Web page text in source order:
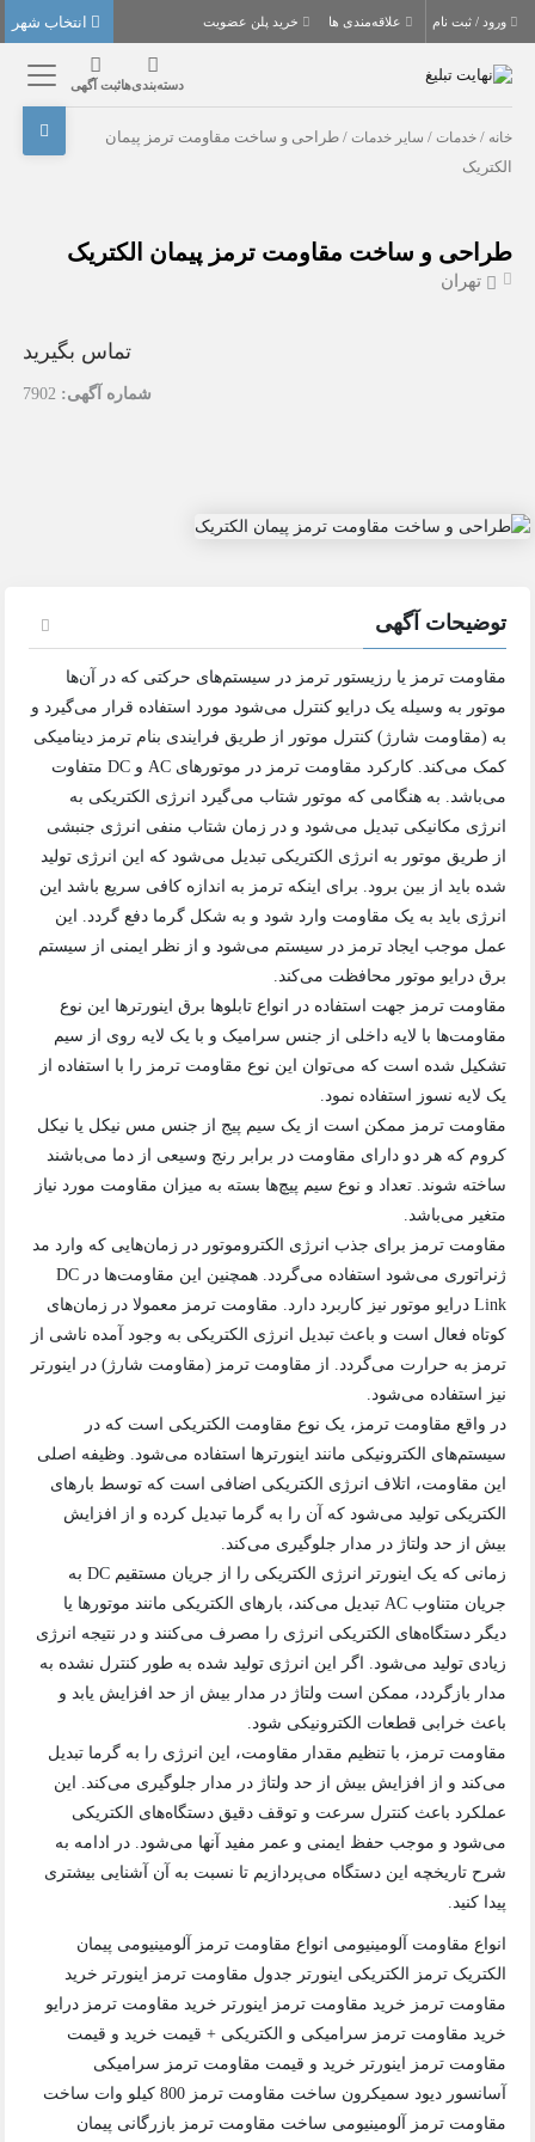
ورود / ثبت نام علاقه‌مندی ها خرید پلن عضویت
دسته‌بندی‌هاثبت آگهی
خانه /خدمات / سایر خدمات / طراحی و ساخت مقاومت ترمز پیمان
الکتریک
طراحی و ساخت مقاومت ترمز پیمان الکتریک
تهران
تماس بگیرید
شماره آگهی: 7902
توضیحات آگهی
مقاومت ترمز یا رزیستور ترمز در سیستم‌های حرکتی که در آن‌ها
موتور به وسیله یک درایو کنترل می‌شود مورد استفاده قرار می‌گیرد و
به (مقاومت شارژ) کنترل موتور از طریق فرایندی بنام ترمز دینامیکی
کمک می‌کند. کارکرد مقاومت ترمز در موتورهای AC و DC متفاوت
می‌باشد. به هنگامی که موتور شتاب می‌گیرد انرژی الکتریکی به
انرژی مکانیکی تبدیل می‌شود و در زمان شتاب منفی انرژی جنبشی
از طریق موتور به انرژی الکتریکی تبدیل می‌شود که این انرژی تولید
شده باید از بین برود. برای اینکه ترمز به اندازه کافی سریع باشد این
انرژی باید به یک مقاومت وارد شود و به شکل گرما دفع گردد. این
عمل موجب ایجاد ترمز در سیستم می‌شود و از نظر ایمنی از سیستم
برق درایو موتور محافظت می‌کند.
مقاومت ترمز جهت استفاده در انواع تابلوها برق اینورترها این نوع
مقاومت‌ها با لایه داخلی از جنس سرامیک و با یک لایه روی از سیم
تشکیل شده است که می‌توان این نوع مقاومت ترمز را با استفاده از
یک لایه نسوز استفاده نمود.
مقاومت ترمز ممکن است از یک سیم پیج از جنس مس نیکل یا نیکل
کروم که هر دو دارای مقاومت در برابر رنج وسیعی از دما می‌باشند
ساخته شوند. تعداد و نوع سیم پیچ‌ها بسته به میزان مقاومت مورد نیاز
متغیر می‌باشد.
مقاومت ترمز برای جذب انرژی الکتروموتور در زمان‌هایی که وارد مد
ژنراتوری می‌شود استفاده می‌گردد. همچنین این مقاومت‌ها در DC
Link درایو موتور نیز کاربرد دارد. مقاومت ترمز معمولا در زمان‌های
کوتاه فعال است و باعث تبدیل انرژی الکتریکی به وجود آمده ناشی از
ترمز به حرارت می‌گردد. از مقاومت ترمز (مقاومت شارژ) در اینورتر
نیز استفاده می‌شود.
در واقع مقاومت ترمز، یک نوع مقاومت الکتریکی است که در
سیستم‌های الکترونیکی مانند اینورترها استفاده می‌شود. وظیفه اصلی
این مقاومت، اتلاف انرژی الکتریکی اضافی است که توسط بارهای
الکتریکی تولید می‌شود که آن را به گرما تبدیل کرده و از افزایش
بیش از حد ولتاژ در مدار جلوگیری می‌کند.
زمانی که یک اینورتر انرژی الکتریکی را از جریان مستقیم DC به
جریان متناوب AC تبدیل می‌کند، بارهای الکتریکی مانند موتورها یا
دیگر دستگاه‌های الکتریکی انرژی را مصرف می‌کنند و در نتیجه انرژی
زیادی تولید می‌شود. اگر این انرژی تولید شده به طور کنترل نشده به
مدار بازگردد، ممکن است ولتاژ در مدار بیش از حد افزایش یابد و
باعث خرابی قطعات الکترونیکی شود.
مقاومت ترمز، با تنظیم مقدار مقاومت، این انرژی را به گرما تبدیل
می‌کند و از افزایش بیش از حد ولتاژ در مدار جلوگیری می‌کند. این
عملکرد باعث کنترل سرعت و توقف دقیق دستگاه‌های الکتریکی
می‌شود و موجب حفظ ایمنی و عمر مفید آنها می‌شود. در ادامه به
شرح تاریخچه این دستگاه می‌پردازیم تا نسبت به آن آشنایی بیشتری
پیدا کنید.
انواع مقاومت آلومینیومی انواع مقاومت ترمز آلومینیومی پیمان
الکتریک ترمز الکتریکی اینورتر جدول مقاومت ترمز اینورتر خرید
مقاومت ترمز خرید مقاومت ترمز اینورتر خرید مقاومت ترمز درایو
خرید مقاومت ترمز سرامیکی و الکتریکی + قیمت خرید و قیمت
مقاومت ترمز اینورتر خرید و قیمت مقاومت ترمز سرامیکی
آسانسور دیود سمیکرون ساخت مقاومت ترمز 800 کیلو وات ساخت
مقاومت ترمز آلومینیومی ساخت مقاومت ترمز بازرگانی پیمان